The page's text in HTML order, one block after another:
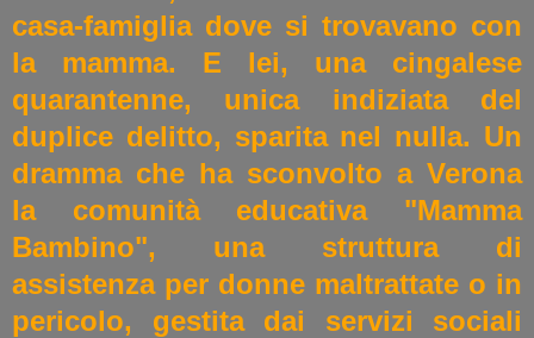
casa-famiglia dove si trovavano con
la mamma. E lei, una cingalese
quarantenne, unica indiziata del
duplice delitto, sparita nel nulla. Un
dramma che ha sconvolto a Verona
la comunità educativa "Mamma
Bambino", una struttura di
assistenza per donne maltrattate o in
pericolo, gestita dai servizi sociali